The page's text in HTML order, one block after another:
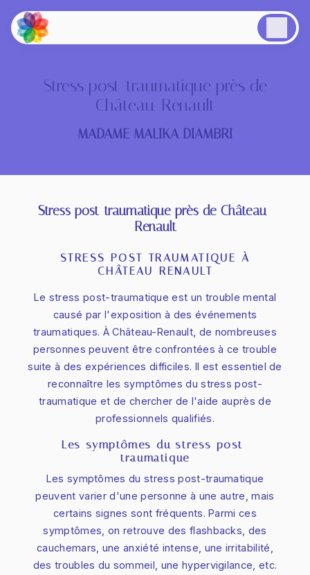
Stress post-traumatique près de
Château-Renault
MADAME MALIKA DIAMBRI
Stress post-traumatique près de Château-
Renault
STRESS POST-TRAUMATIQUE À
CHÂTEAU-RENAULT
Le stress post-traumatique est un trouble mental
causé par l'exposition à des événements
traumatiques. À Château-Renault, de nombreuses
personnes peuvent être confrontées à ce trouble
suite à des expériences difficiles. Il est essentiel de
reconnaître les symptômes du stress post-
traumatique et de chercher de l'aide auprès de
professionnels qualifiés.
Les symptômes du stress post-
traumatique
Les symptômes du stress post-traumatique
peuvent varier d'une personne à une autre, mais
certains signes sont fréquents. Parmi ces
symptômes, on retrouve des flashbacks, des
cauchemars, une anxiété intense, une irritabilité,
des troubles du sommeil, une hypervigilance, etc.